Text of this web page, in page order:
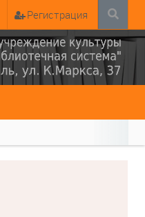
Регистрация